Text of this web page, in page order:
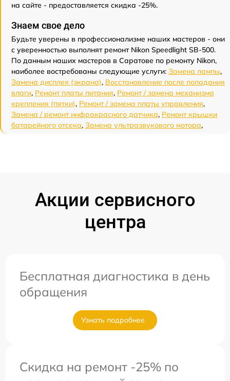
на сайте - предоставляется скидка -25%.
Знаем свое дело
Будьте уверены в профессионализме наших мастеров - они
с уверенностью выполнят ремонт Nikon Speedlight SB-500.
По данным наших мастеров в Саратове по ремонту Nikon,
наиболее востребованы следующие услуги: Замена лампы,
Замена дисплея (экрана), Восстановление после попадания
влаги, Ремонт платы питания, Ремонт / замена механизма
крепления (пятки), Ремонт / замена платы управления,
Замена / ремонт инфракрасного датчика, Ремонт крышки
батарейного отсека, Замена ультразвукового мотора,
Акции сервисного
центра
Бесплатная диагностика в день
обращения
Узнать подробнее
Скидка на ремонт -25% по